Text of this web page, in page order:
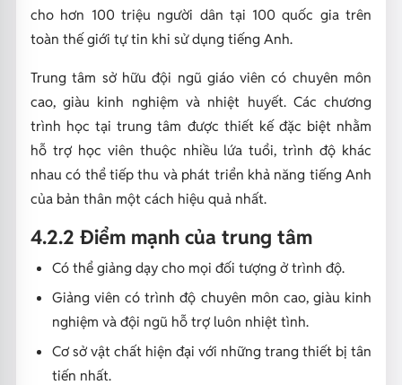
cho hơn 100 triệu người dân tại 100 quốc gia trên
toàn thế giới tự tin khi sử dụng tiếng Anh.
Trung tâm sở hữu đội ngũ giáo viên có chuyên môn
cao, giàu kinh nghiệm và nhiệt huyết. Các chương
trình học tại trung tâm được thiết kế đặc biệt nhằm
hỗ trợ học viên thuộc nhiều lứa tuổi, trình độ khác
nhau có thể tiếp thu và phát triển khả năng tiếng Anh
của bản thân một cách hiệu quả nhất.
4.2.2 Điểm mạnh của trung tâm
Có thể giảng dạy cho mọi đối tượng ở trình độ.
Giảng viên có trình độ chuyên môn cao, giàu kinh
nghiệm và đội ngũ hỗ trợ luôn nhiệt tình.
Cơ sở vật chất hiện đại với những trang thiết bị tân
tiến nhất.